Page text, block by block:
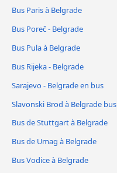
Bus Paris à Belgrade
Bus Poreč - Belgrade
Bus Pula à Belgrade
Bus Rijeka - Belgrade
Sarajevo - Belgrade en bus
Slavonski Brod à Belgrade bus
Bus de Stuttgart à Belgrade
Bus de Umag à Belgrade
Bus Vodice à Belgrade